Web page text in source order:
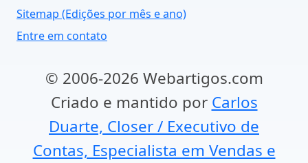
Sitemap (Edições por mês e ano)
Entre em contato
© 2006-2026 Webartigos.com
Criado e mantido por Carlos
Duarte, Closer / Executivo de
Contas, Especialista em Vendas e